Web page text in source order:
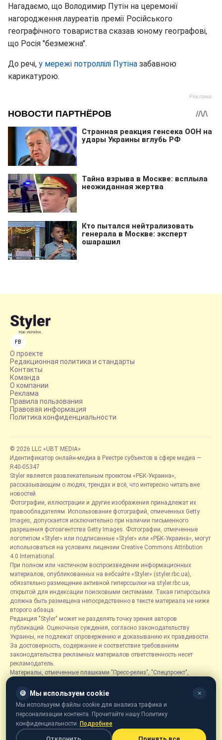
Нагадаємо, що Володимир Путін на церемонії
нагородження лауреатів премії Російського
географічного товариства сказав юному географові,
що Росія "безмежна".
До речі, у мережі потроллілі Путіна забавною
карикатурою.
FB
О проекте
Редакционная политика и стандарты
Контакты
Команда
О компании
Реклама
Правила пользования
Правовая информация
Политика конфиденциальности
© 2026 LLC «UBT MEDIA»
Идентификатор онлайн-медиа в Реестре субъектов в сфере медиа —
R40-05347
Styler является развлекательным проектом «РБК-Украина»,
рассказывающим о людях, трендах и всё, что интересно читать вне
новостей.
Фотографии, иллюстрации и другие изображения принадлежат их
правообладателям. Использование фотографий, отмеченных Getty
Images, допускается исключительно при наличии письменного
разрешения фотоагентства Getty Images. Фотографии, отмеченные
логотипом «Styler» или подписанные «Styler» или «РБК-Украина», могут
использоваться на условиях лицензии Creative Commons Attribution
4.0 International.
При полном или частичном воспроизведении информационных
материалов, опубликованных на вебсайте «Styler» (styler.rbc.ua),
обязательно размещение активной гиперссылки на styler.rbc.ua,
открытой для индексации поисковыми системами. Такая гиперссылка
должна быть размещена непосредственно в тексте материала не ниже
второго абзаца.
Редакция "Styler" может не разделять точку зрения авторов
публикаций. Оценочные суждения, согласно законодательству
Украины, не подлежат опровержению и доказыванию их правдивости.
За достоверность, содержание и соответствие требованиям
законодательства рекламных материалов ответственность несет
рекламодатель.
Материалы, отмеченные плашками "Пресс-релиз", "Спецпроект",
размещаются на правах рекламы.
Рубрика «Новости компаний» является информационным форматом,
содержащим новости, сообщения и объявления, связанные с
деятельностью компаний, и основывается на информации,
предоставленной соответствующими компаниями. Редакция не несет
ответственности за достоверность такой информации.
🍪 Мы используем cookie ✕
Мы используем файлы cookie для анализа трафика и
персонализации контента. Прочитайте нашу Политику
конфиденциальности. Подробнее
Отклонить Принять все